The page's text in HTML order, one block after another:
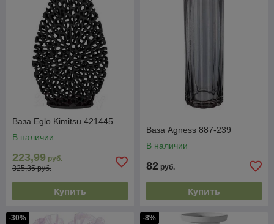
Ваза Eglo Kimitsu 421445
В наличии
223,99 руб.
325,35 руб.
Купить
Ваза Agness 887-239
В наличии
82 руб.
Купить
-30% -8%